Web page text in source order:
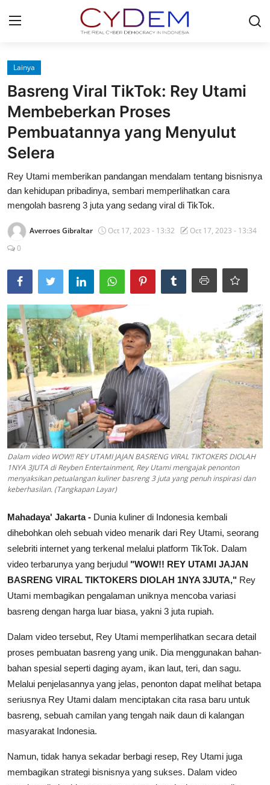
Home
News
Contact
Redaksi
Politik
Olahraga
Lainya
Lainya
Basreng Viral TikTok: Rey Utami
Membeberkan Proses
Pembuatannya yang Menyulut
Selera
Rey Utami memberikan pandangan mendalam tentang bisnisnya
dan kehidupan pribadinya, sembari memperlihatkan cara
mengolah basreng 3 juta yang sedang viral di TikTok.
Averroes Gibraltar Oct 17, 2023 - 13:32
Oct 17, 2023 - 13:34
0
Dalam video WOW!! REY UTAMI JAJAN BASRENG VIRAL TIKTOKERS DIOLAH
1NYA 3JUTA di Reyben Entertainment, Rey Utami mengajak penonton
menyaksikan petualangan kuliner basreng 3 juta yang penuh inspirasi dan
keberhasilan. (Tangkapan Layar)
Mahadaya' Jakarta - Dunia kuliner di Indonesia kembali
dihebohkan oleh sebuah video menarik dari Rey Utami, seorang
selebriti internet yang terkenal melalui platform TikTok. Dalam
video terbarunya yang berjudul "WOW!! REY UTAMI JAJAN
BASRENG VIRAL TIKTOKERS DIOLAH 1NYA 3JUTA," Rey
Utami membagikan pengalaman uniknya mencoba variasi
basreng dengan harga luar biasa, yakni 3 juta rupiah.
Dalam video tersebut, Rey Utami memperlihatkan secara detail
proses pembuatan basreng yang unik. Dia menggunakan bahan-
bahan spesial seperti daging ayam, ikan laut, teri, dan sagu.
Melalui penjelasannya yang jelas, penonton dapat melihat betapa
seriusnya Rey Utami dalam menciptakan cita rasa baru untuk
basreng, sebuah camilan yang tengah naik daun di kalangan
masyarakat Indonesia.
Namun, tidak hanya sekadar berbagi resep, Rey Utami juga
membagikan strategi bisnisnya yang sukses. Dalam video